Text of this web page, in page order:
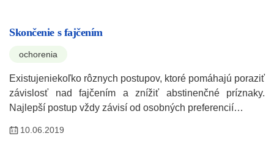
Skončenie s fajčením
ochorenia
Existujeniekoľko rôznych postupov, ktoré pomáhajú poraziť
závislosť nad fajčením a znížiť abstinenčné príznaky.
Najlepší postup vždy závisí od osobných preferencií…
10.06.2019